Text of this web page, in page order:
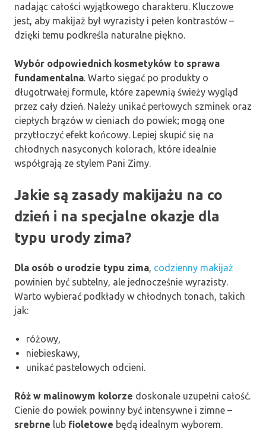
nadając całości wyjątkowego charakteru. Kluczowe
jest, aby makijaż był wyrazisty i pełen kontrastów –
dzięki temu podkreśla naturalne piękno.
Wybór odpowiednich kosmetyków to sprawa
fundamentalna. Warto sięgać po produkty o
długotrwałej formule, które zapewnią świeży wygląd
przez cały dzień. Należy unikać perłowych szminek oraz
ciepłych brązów w cieniach do powiek; mogą one
przytłoczyć efekt końcowy. Lepiej skupić się na
chłodnych nasyconych kolorach, które idealnie
współgrają ze stylem Pani Zimy.
Jakie są zasady makijażu na co
dzień i na specjalne okazje dla
typu urody zima?
Dla osób o urodzie typu zima, codzienny makijaż
powinien być subtelny, ale jednocześnie wyrazisty.
Warto wybierać podkłady w chłodnych tonach, takich
jak:
różowy,
niebieskawy,
unikać pastelowych odcieni.
Róż w malinowym kolorze doskonale uzupełni całość.
Cienie do powiek powinny być intensywne i zimne –
srebrne lub fioletowe będą idealnym wyborem.